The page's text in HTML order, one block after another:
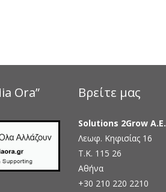
Ora” Βρείτε μας
Solutions 2Grow Α.Ε.
Λεωφ. Κηφισίας 16
Τ.Κ. 115 26
Αθήνα
+30 210 220 2210